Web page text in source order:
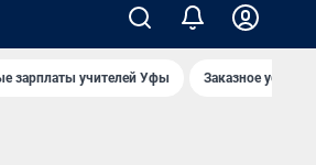
зарплаты учителей Уфы Заказное